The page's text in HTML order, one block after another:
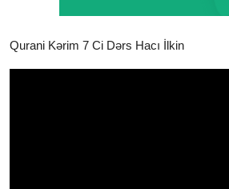
Qurani Kərim 7 Ci Dərs Hacı İlkin